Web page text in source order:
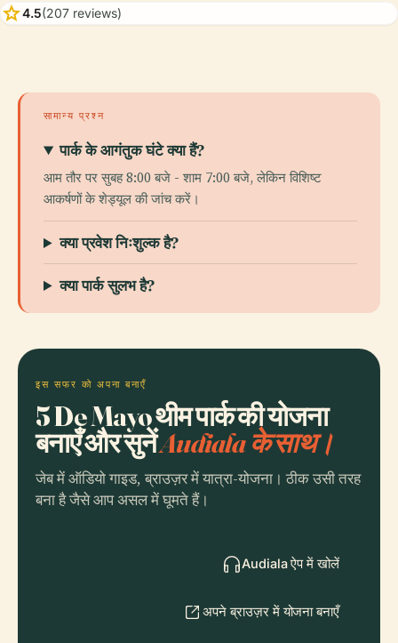
star4.5(207 reviews)
सामान्य प्रश्न
पार्क के आगंतुक घंटे क्या हैं?
आम तौर पर सुबह 8:00 बजे - शाम 7:00 बजे, लेकिन विशिष्ट
आकर्षणों के शेड्यूल की जांच करें।
क्या प्रवेश निःशुल्क है?
क्या पार्क सुलभ है?
इस सफर को अपना बनाएँ
5 De Mayo थीम पार्क की योजना
बनाएँ और सुनेंAudiala के साथ।
जेब में ऑडियो गाइड, ब्राउज़र में यात्रा-योजना। ठीक उसी तरह
बना है जैसे आप असल में घूमते हैं।
Audiala ऐप में खोलें
अपने ब्राउज़र में योजना बनाएँ